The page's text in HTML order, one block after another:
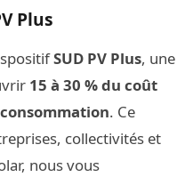
Plus
SUD PV Plus, une
15 à 30 % du coût
. Ce
collectivités et
nous vous